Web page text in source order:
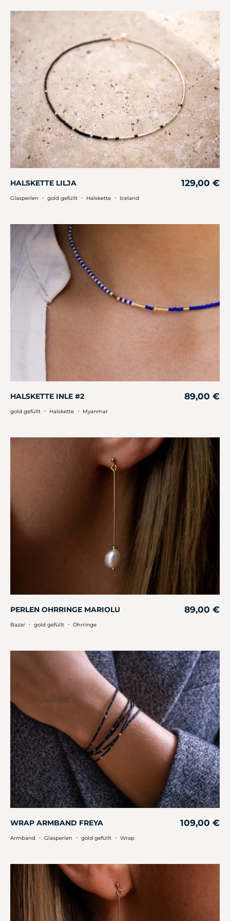
HALSKETTE LILJA 129,00 €
Glasperlen ・ gold gefüllt ・ Halskette ・ Iceland
HALSKETTE INLE #2 89,00 €
gold gefüllt ・ Halskette ・ Myanmar
PERLEN OHRRINGE MARIOLU 89,00 €
Bazar ・ gold gefüllt ・ Ohrringe
WRAP ARMBAND FREYA 109,00 €
Armband ・ Glasperlen ・ gold gefüllt ・ Wrap